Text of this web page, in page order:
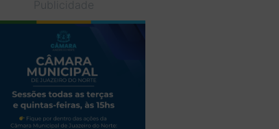
Publicidade